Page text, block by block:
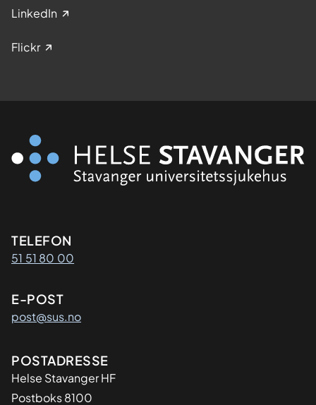
LinkedIn
Flickr
Kontaktinformasjon
TELEFON
51 51 80 00
E-POST
post@sus.no
Adresse
POSTADRESSE
Helse Stavanger HF
Postboks 8100